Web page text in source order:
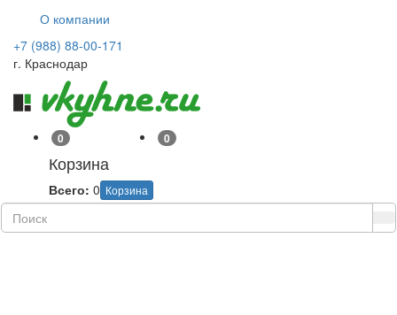
О компании
+7 (988) 88-00-171
г. Краснодар
0
Корзина
Корзина
Всего: 0
0